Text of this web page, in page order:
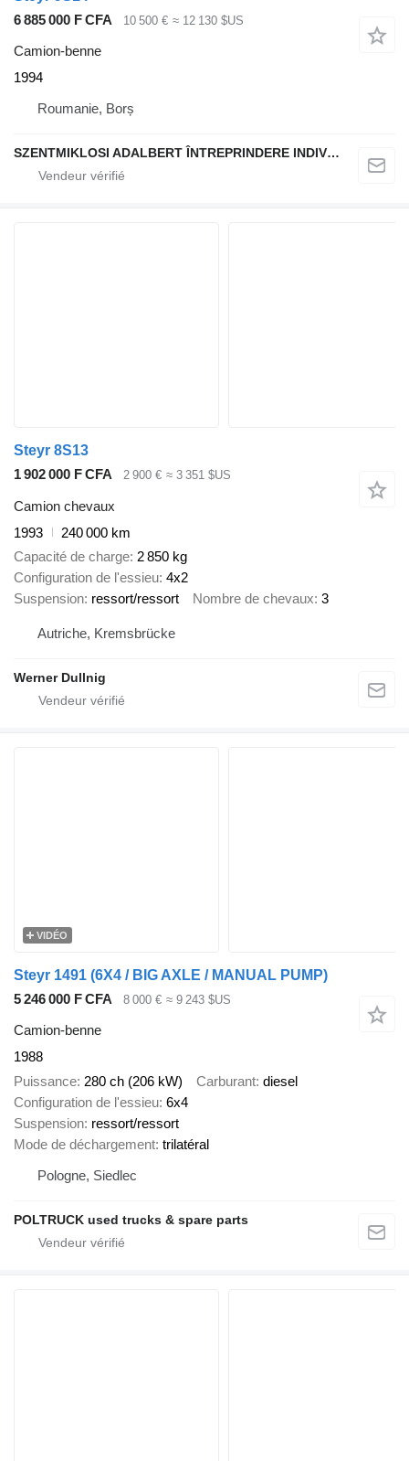
6 885 000 F CFA
10 500 € ≈ 12 130 $US
Camion-benne
1994
Roumanie, Borș
SZENTMIKLOSI ADALBERT ÎNTREPRINDERE INDIVIDUALĂ
Steyr 8S13
1 902 000 F CFA
2 900 € ≈ 3 351 $US
Camion chevaux
1993
240 000 km
Capacité de charge 2 850 kg
Configuration de l'essieu 4x2
Suspension ressort/ressort Nombre de chevaux 3
Autriche, Kremsbrücke
Werner Dullnig
VIDÉO
Steyr 1491 (6X4 / BIG AXLE / MANUAL PUMP)
5 246 000 F CFA
8 000 € ≈ 9 243 $US
Camion-benne
1988
Puissance 280 ch (206 kW) Carburant diesel
Configuration de l'essieu 6x4
Suspension ressort/ressort
Mode de déchargement trilatéral
Pologne, Siedlec
POLTRUCK used trucks & spare parts